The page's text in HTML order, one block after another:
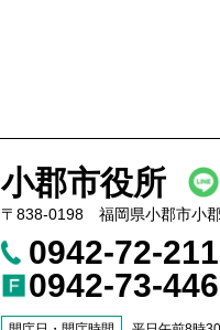
小郡市役所
〒838-0198 福岡県小郡市小
0942-72-
0942-73-